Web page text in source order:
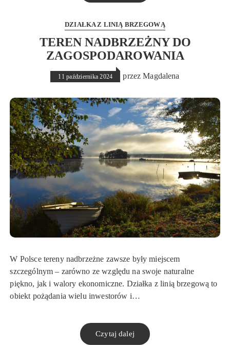
DZIAŁKA Z LINIĄ BRZEGOWĄ
TEREN NADBRZEŻNY DO
ZAGOSPODAROWANIA
11 października 2024 przezMagdalena
W Polsce tereny nadbrzeżne zawsze były miejscem
szczególnym – zarówno ze względu na swoje naturalne
piękno, jak i walory ekonomiczne. Działka z linią brzegową to
obiekt pożądania wielu inwestorów i…
Czytaj dalej